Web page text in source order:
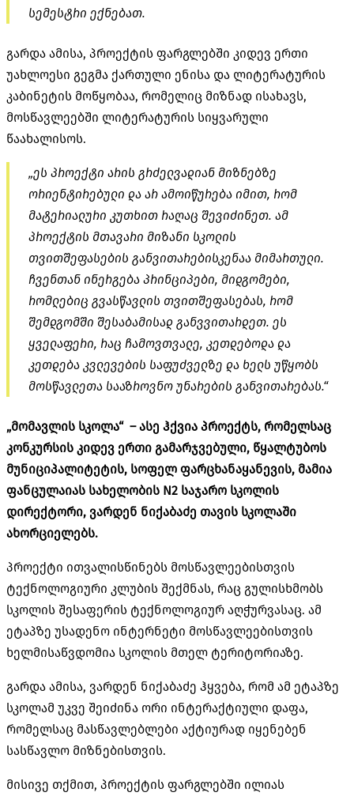
სემესტრი ექნებათ.
გარდა ამისა, პროექტის ფარგლებში კიდევ ერთი
უახლოესი გეგმა ქართული ენისა და ლიტერატურის
კაბინეტის მოწყობაა, რომელიც მიზნად ისახავს,
მოსწავლეებში ლიტერატურის სიყვარული
წაახალისოს.
„ეს პროექტი არის გრძელვადიან მიზნებზე
ორიენტირებული და არ ამოიწურება იმით, რომ
მატერიალური კუთხით რაღაც შევიძინეთ. ამ
პროექტის მთავარი მიზანი სკოლის
თვითშეფასების განვითარებისკენაა მიმართული.
ჩვენთან ინერგება პრინციპები, მიდგომები,
რომლებიც გვასწავლის თვითშეფასებას, რომ
შემდგომში შესაბამისად განვვითარდეთ. ეს
ყველაფერი, რაც ჩამოვთვალე, კეთდებოდა და
კეთდება კვლევების საფუძველზე და ხელს უწყობს
მოსწავლეთა სააზროვნო უნარების განვითარებას.“
„მომავლის სკოლა“ – ასე ჰქვია პროექტს, რომელსაც
კონკურსის კიდევ ერთი გამარჯვებული, წყალტუბოს
მუნიციპალიტეტის, სოფელ ფარცხანაყანევის, მამია
ფანცულაიას სახელობის N2 საჯარო სკოლის
დირექტორი, ვარდენ ნიქაბაძე თავის სკოლაში
ახორციელებს.
პროექტი ითვალისწინებს მოსწავლეებისთვის
ტექნოლოგიური კლუბის შექმნას, რაც გულისხმობს
სკოლის შესაფერის ტექნოლოგიურ აღჭურვასაც. ამ
ეტაპზე უსადენო ინტერნეტი მოსწავლეებისთვის
ხელმისაწვდომია სკოლის მთელ ტერიტორიაზე.
გარდა ამისა, ვარდენ ნიქაბაძე ჰყვება, რომ ამ ეტაპზე
სკოლამ უკვე შეიძინა ორი ინტერაქტიული დაფა,
რომელსაც მასწავლებლები აქტიურად იყენებენ
სასწავლო მიზნებისთვის.
მისივე თქმით, პროექტის ფარგლებში ილიას